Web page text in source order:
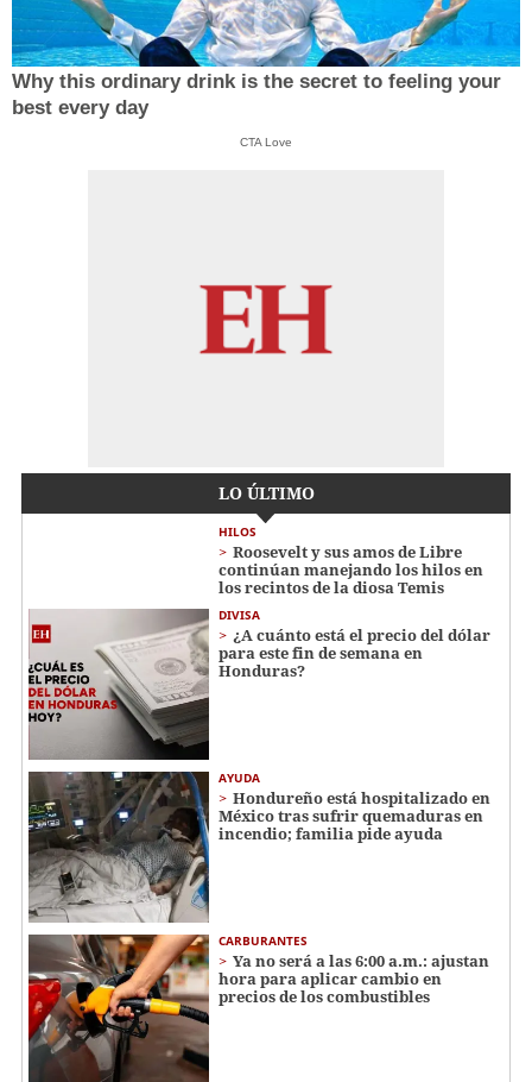
Why this ordinary drink is the secret to feeling your
best every day
CTA Love
LO ÚLTIMO
HILOS
Roosevelt y sus amos de Libre
continúan manejando los hilos en
los recintos de la diosa Temis
DIVISA
¿A cuánto está el precio del dólar
para este fin de semana en
Honduras?
AYUDA
Hondureño está hospitalizado en
México tras sufrir quemaduras en
incendio; familia pide ayuda
CARBURANTES
Ya no será a las 6:00 a.m.: ajustan
hora para aplicar cambio en
precios de los combustibles